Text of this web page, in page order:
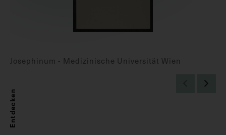
Josephinum - Medizinische Universität Wien
Entdecken